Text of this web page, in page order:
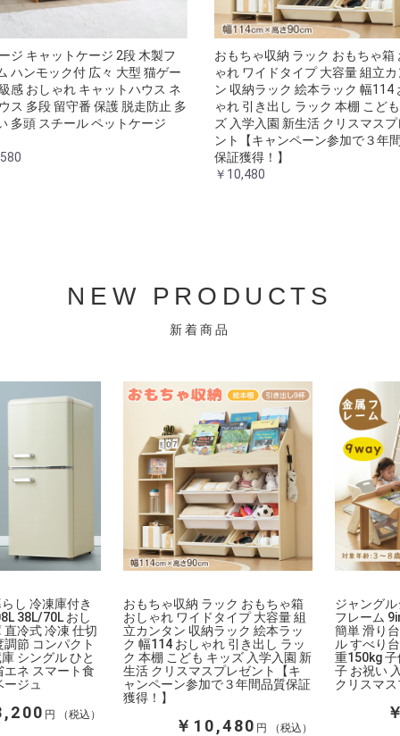
ジ キャットケージ 2段 木製フ
ハンモック付 広々 大型 猫ゲー
感 おしゃれ キャットハウス ネ
ス 多段 留守番 保護 脱走防止 多
多頭 スチール ペットケージ
おもちゃ収納 ラック おもちゃ箱
ゃれ ワイドタイプ 大容量 組立
ン 収納ラック 絵本ラック 幅114
ゃれ 引き出し ラック 本棚 こど
ズ 入学入園 新生活 クリスマス
ント【キャンペーン参加で３年
保証獲得！】
￥10,480
NEW PRODUCTS
新着商品
し 冷凍庫付き
38L/70L おし
冷式 冷凍 仕切
節 コンパクト
シングル ひと
エネ スマート食
ジュ
円
おもちゃ収納 ラック おもちゃ箱
おしゃれ ワイドタイプ 大容量 組
立カンタン 収納ラック 絵本ラッ
ク 幅114 おしゃれ 引き出し ラッ
ク 本棚 こども キッズ 入学入園 新
生活 クリスマスプレゼント【キ
ャンペーン参加で３年間品質保証
獲得！】
￥10,480 円
ジャング
フレーム
簡単 滑り
ル すべり
重150kg
子 お祝い
クリスマ